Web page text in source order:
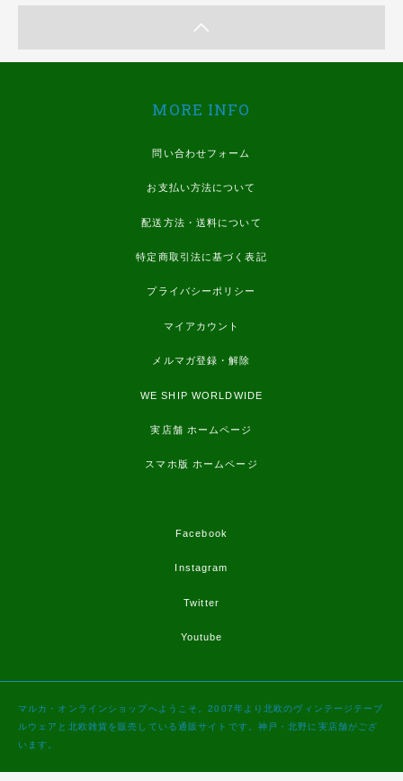
MORE INFO
問い合わせフォーム
お支払い方法について
配送方法・送料について
特定商取引法に基づく表記
プライバシーポリシー
マイアカウント
メルマガ登録・解除
WE SHIP WORLDWIDE
実店舗 ホームページ
スマホ版 ホームページ
Facebook
Instagram
Twitter
Youtube
マルカ・オンラインショップへようこそ。2007年より北欧のヴィンテージテーブ
ルウェアと北欧雑貨を販売している通販サイトです。神戸・北野に実店舗がござ
います。